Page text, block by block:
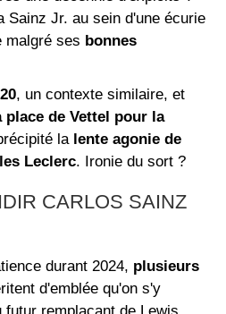
Sainz Jr. au sein d'une écurie
malgré ses bonnes
, un contexte similaire, et
place de Vettel pour la
la lente agonie de
Leclerc. Ironie du sort ?
CARLOS SAINZ
durant 2024, plusieurs
d'emblée qu'on s'y
futur remplaçant de Lewis